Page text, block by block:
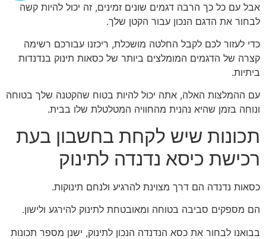
אבל עם כל כך הרבה דגמים שונים זמינים, זה יכול להיות קשה
לבחור את הדגם הנכון עבור הקטן שלך.
כדי לעזור לכם לקבל החלטה מושכלת, ריכזנו עבורכם רשימה
קצרה של הדגמים המומלצים ביותר של כסאות תינוק בנדנדות
ביתיות.
עם ההמלצות האלה, אתה יכול להיות בטוח שהקטנה שלך בטוחה
ונוחה בזמן שהיא נהנית מהחוויה המטלטלת שלו בבית.
תכונות שיש לקחת בחשבון בעת
רכישת כיסא נדנדה לתינוק
כסאות נדנדה הם דרך מצוינת להרגיע ולנחם תינוקות.
הם מספקים סביבה בטוחה ומאובטחת לתינוק להירגע ולישון.
בבואנו לבחור את כסא הנדנדה הנכון לתינוק, ישנן מספר תכונות